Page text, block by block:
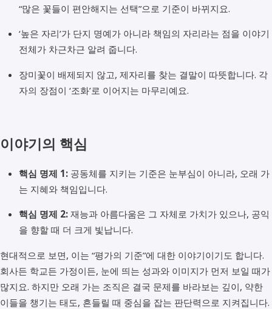
“많은 꽃들이 편안해지는 선택”으로 기준이 바뀌지요.
‘높은 자리’가 단지 명예가 아니라 책임의 자리라는 점을 이야기
전체가 차근차근 알려 줍니다.
장미꽃이 배제되지 않고, 제자리를 찾는 결말이 따뜻합니다. 각
자의 장점이 ‘조화’로 이어지는 마무리예요.
이야기의 핵심
핵심 명제 1:공동체를 지키는 기준은 눈부심이 아니라, 오래 가
는 지혜와 책임입니다.
핵심 명제 2:재능과 아름다움은 그 자체로 가치가 있으나, 공익
을 향할 때 더 크게 빛납니다.
현대적으로 보면, 이는 “평가의 기준”에 대한 이야기이기도 합니다.
회사든 학교든 가정이든, 눈에 띄는 성과와 이미지가 먼저 보일 때가
많지요. 하지만 오래 가는 조직은 결국 문제를 바라보는 깊이, 약한
이들을 챙기는 태도, 흔들릴 때 중심을 잡는 판단력으로 지켜집니다.